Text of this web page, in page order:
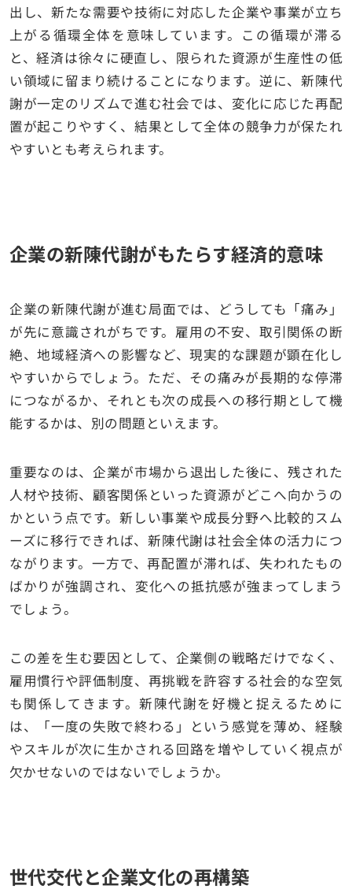
出し、新たな需要や技術に対応した企業や事業が立ち
上がる循環全体を意味しています。この循環が滞る
と、経済は徐々に硬直し、限られた資源が生産性の低
い領域に留まり続けることになります。逆に、新陳代
謝が一定のリズムで進む社会では、変化に応じた再配
置が起こりやすく、結果として全体の競争力が保たれ
やすいとも考えられます。
企業の新陳代謝がもたらす経済的意味
企業の新陳代謝が進む局面では、どうしても「痛み」
が先に意識されがちです。雇用の不安、取引関係の断
絶、地域経済への影響など、現実的な課題が顕在化し
やすいからでしょう。ただ、その痛みが長期的な停滞
につながるか、それとも次の成長への移行期として機
能するかは、別の問題といえます。
重要なのは、企業が市場から退出した後に、残された
人材や技術、顧客関係といった資源がどこへ向かうの
かという点です。新しい事業や成長分野へ比較的スム
ーズに移行できれば、新陳代謝は社会全体の活力につ
ながります。一方で、再配置が滞れば、失われたもの
ばかりが強調され、変化への抵抗感が強まってしまう
でしょう。
この差を生む要因として、企業側の戦略だけでなく、
雇用慣行や評価制度、再挑戦を許容する社会的な空気
も関係してきます。新陳代謝を好機と捉えるために
は、「一度の失敗で終わる」という感覚を薄め、経験
やスキルが次に生かされる回路を増やしていく視点が
欠かせないのではないでしょうか。
世代交代と企業文化の再構築